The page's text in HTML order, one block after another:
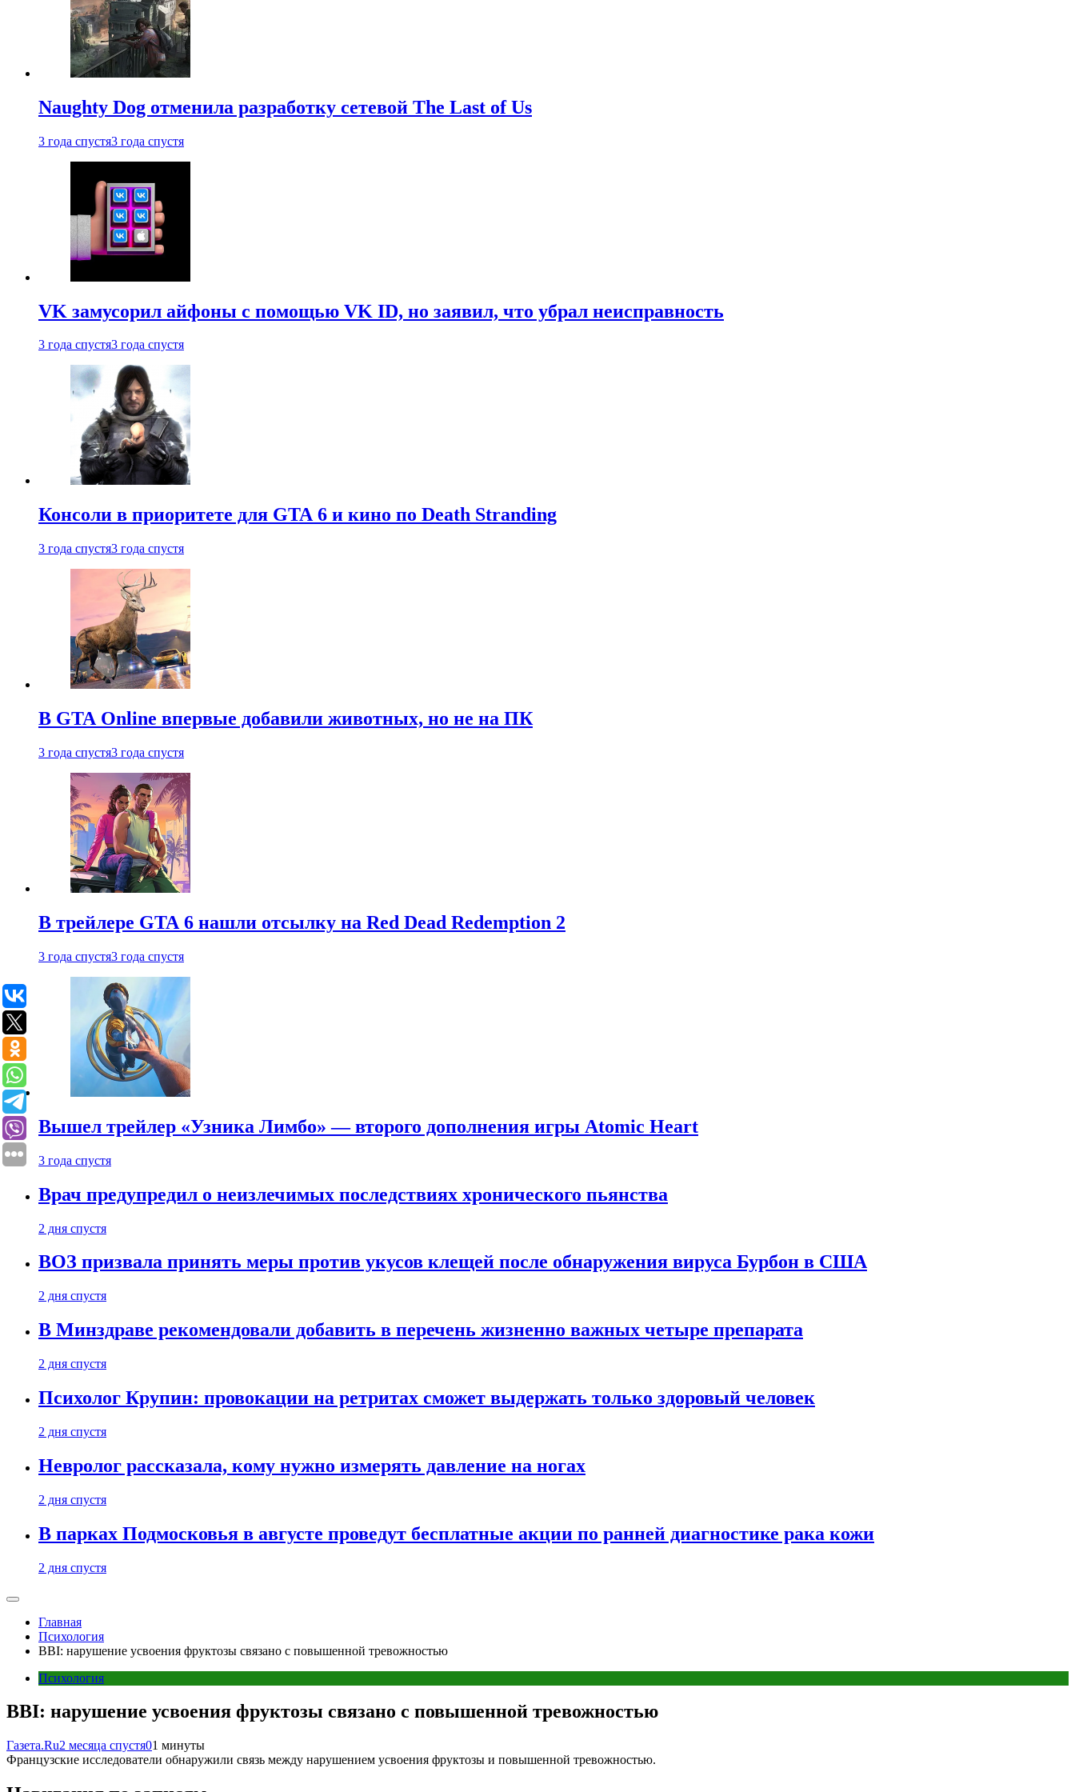
Naughty Dog отменила разработку сетевой The Last of Us
3 года спустя3 года спустя
VK замусорил айфоны с помощью VK ID, но заявил, что убрал неисправность
3 года спустя3 года спустя
Консоли в приоритете для GTA 6 и кино по Death Stranding
3 года спустя3 года спустя
В GTA Online впервые добавили животных, но не на ПК
3 года спустя3 года спустя
В трейлере GTA 6 нашли отсылку на Red Dead Redemption 2
3 года спустя3 года спустя
Вышел трейлер «Узника Лимбо» — второго дополнения игры Atomic Heart
3 года спустя
Врач предупредил о неизлечимых последствиях хронического пьянства
2 дня спустя
ВОЗ призвала принять меры против укусов клещей после обнаружения вируса Бурбон в США
2 дня спустя
В Минздраве рекомендовали добавить в перечень жизненно важных четыре препарата
2 дня спустя
Психолог Крупин: провокации на ретритах сможет выдержать только здоровый человек
2 дня спустя
Невролог рассказала, кому нужно измерять давление на ногах
2 дня спустя
В парках Подмосковья в августе проведут бесплатные акции по ранней диагностике рака кожи
2 дня спустя
Главная
Психология
BBI: нарушение усвоения фруктозы связано с повышенной тревожностью
Психология
BBI: нарушение усвоения фруктозы связано с повышенной тревожностью
Газета.Ru2 месяца спустя01 минуты
Французские исследователи обнаружили связь между нарушением усвоения фруктозы и повышенной тревожностью.